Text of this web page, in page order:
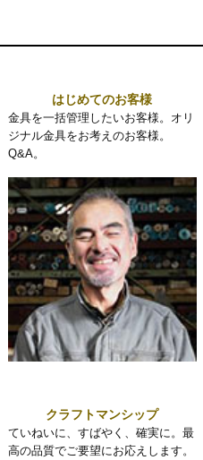
はじめてのお客様
金具を一括管理したいお客様。オリ
ジナル金具をお考えのお客様。
Q&A。
クラフトマンシップ
ていねいに、すばやく、確実に。最
高の品質でご要望にお応えします。